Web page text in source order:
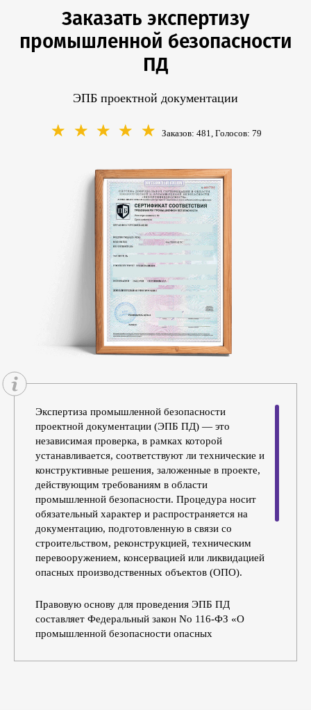
Заказать экспертизу
промышленной безопасности
ПД
ЭПБ проектной документации
Заказов: 481, Голосов: 79
☆
☆
☆
☆
☆
Экспертиза промышленной безопасности
проектной документации (ЭПБ ПД) — это
независимая проверка, в рамках которой
устанавливается, соответствуют ли технические и
конструктивные решения, заложенные в проекте,
действующим требованиям в области
промышленной безопасности. Процедура носит
обязательный характер и распространяется на
документацию, подготовленную в связи со
строительством, реконструкцией, техническим
перевооружением, консервацией или ликвидацией
опасных производственных объектов (ОПО).
Правовую основу для проведения ЭПБ ПД
составляет Федеральный закон No 116-ФЗ «О
промышленной безопасности опасных
акты Ростехнадзора. Экспертизу вправе проводить